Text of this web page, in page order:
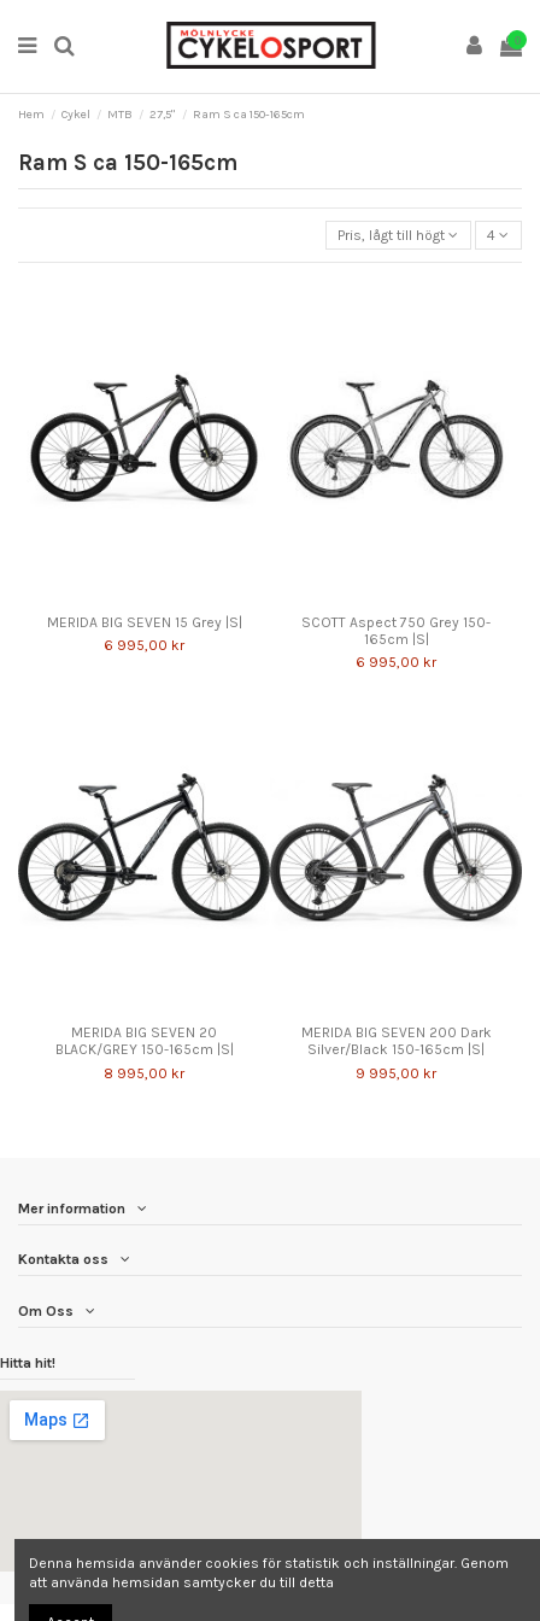
0
Hem Cykel MTB 27,5" Ram S ca 150-165cm
Ram S ca 150-165cm
Pris, lågt till högt 4
MERIDA BIG SEVEN 15 Grey |S|
6 995,00 kr
SCOTT Aspect 750 Grey 150-
165cm |S|
6 995,00 kr
MERIDA BIG SEVEN 20
BLACK/GREY 150-165cm |S|
8 995,00 kr
MERIDA BIG SEVEN 200 Dark
Silver/Black 150-165cm |S|
9 995,00 kr
Mer information
Kontakta oss
Om Oss
Hitta hit!
Denna hemsida använder cookies för statistik och inställningar. Genom
att använda hemsidan samtycker du till detta